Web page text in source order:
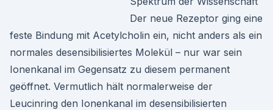
Der neue Rezeptor ging eine
feste Bindung mit Acetylcholin ein, nicht anders als ein
normales desensibilisiertes Molekül – nur war sein
Ionenkanal im Gegensatz zu diesem permanent
geöffnet. Vermutlich hält normalerweise der
Leucinring den Ionenkanal im desensibilisierten